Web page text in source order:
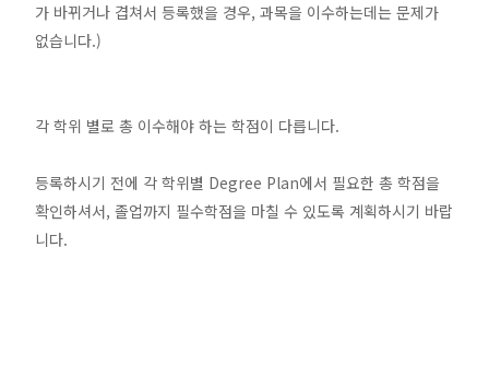
가 바뀌거나 겹쳐서 등록했을 경우, 과목을 이수하는데는 문제가
없습니다.)
각 학위 별로 총 이수해야 하는 학점이 다릅니다.
등록하시기 전에 각 학위별 Degree Plan에서 필요한 총 학점을
확인하셔서, 졸업까지 필수학점을 마칠 수 있도록 계획하시기 바랍
니다.